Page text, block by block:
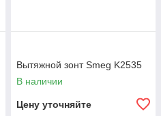
Вытяжной зонт Smeg K2535
В наличии
Цену уточняйте